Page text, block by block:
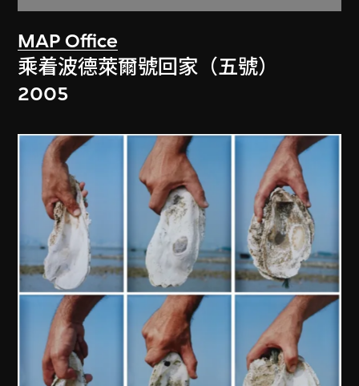
MAP Office
乘着波德萊爾號回家（五號）
2005